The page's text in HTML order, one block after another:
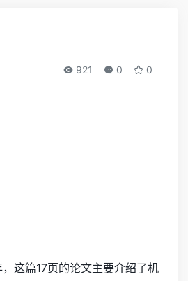
921 0 0
这篇17页的论文主要介绍了机